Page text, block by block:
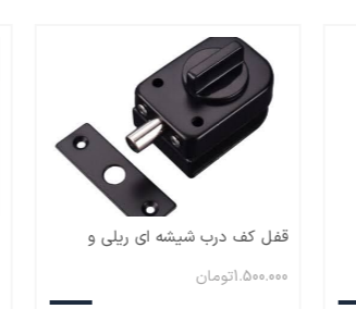
قفل کف درب شیشه ای ریلی و
1.500.000تومان